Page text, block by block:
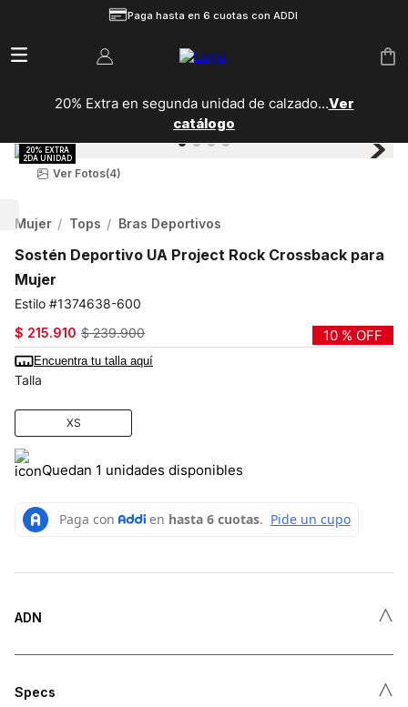
Paga hasta en 6 cuotas con ADDI
20% Extra en segunda unidad de calzado...Ver
catálogo
Ver Fotos(4)
Mujer Tops Bras Deportivos
Sostén Deportivo UA Project Rock Crossback para
Mujer
1374638-600
$ 215.910 $ 239.900 10 % OFF
Encuentra tu talla aquí
Talla
XS
Quedan 1 unidades disponibles
ADN ˄
Specs ˄